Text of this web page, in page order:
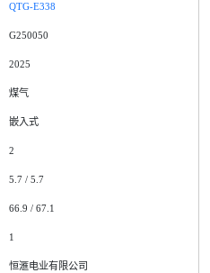
QTG-E338
G250050
2025
煤气
嵌入式
2
5.7 / 5.7
66.9 / 67.1
1
恒滙电业有限公司